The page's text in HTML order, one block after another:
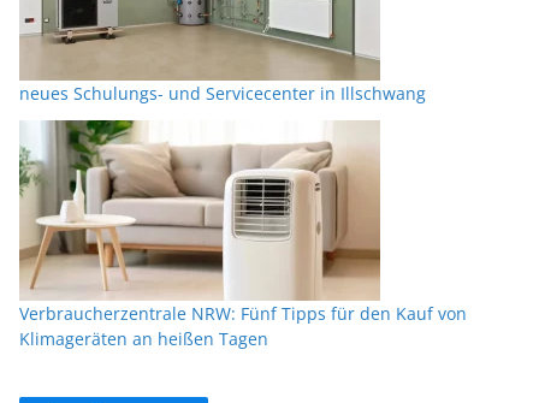
neues Schulungs- und Servicecenter in Illschwang
Verbraucherzentrale NRW: Fünf Tipps für den Kauf von
Klimageräten an heißen Tagen